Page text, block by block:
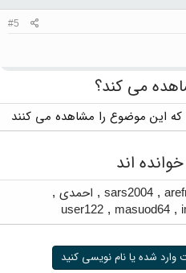
#5
می کند؟
اند
,
sars2004
, احمدی ,
,
masuod64
,
user122
وارد شده یا نام نویسی کنید